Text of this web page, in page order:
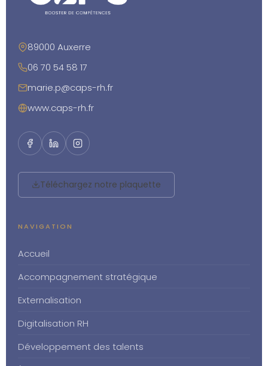
89000 Auxerre
06 70 54 58 17
marie.p@caps-rh.fr
www.caps-rh.fr
Téléchargez notre plaquette
NAVIGATION
Accueil
Accompagnement stratégique
Externalisation
Digitalisation RH
Développement des talents